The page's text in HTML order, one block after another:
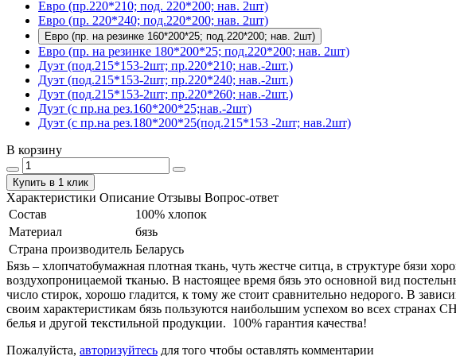
Евро (пр.220*210; под. 220*200; нав. 2шт)
Евро (пр. 220*240; под.220*200; нав. 2шт)
Евро (пр. на резинке 160*200*25; под.220*200; нав. 2шт)
Евро (пр. на резинке 180*200*25; под.220*200; нав. 2шт)
Дуэт (под.215*153-2шт; пр.220*210; нав.-2шт.)
Дуэт (под.215*153-2шт; пр.220*240; нав.-2шт.)
Дуэт (под.215*153-2шт; пр.220*260; нав.-2шт.)
Дуэт (с пр.на рез.160*200*25;нав.-2шт)
Дуэт (с пр.на рез.180*200*25(под.215*153 -2шт; нав.2шт)
В корзину
Купить в 1 клик
Характеристики Описание Отзывы Вопрос-ответ
Состав
100% хлопок
Материал
бязь
Страна производитель Беларусь
Бязь – хлопчатобумажная плотная ткань, чуть жестче ситца, в структуре бязи
воздухопроницаемой тканью. В настоящее время бязь это основной вид
число стирок, хорошо гладится, к тому же стоит сравнительно недорого. В
своим характеристикам бязь пользуются наибольшим успехом во всех странах
белья и другой текстильной продукции. 100% гарантия качества!
Пожалуйста, авторизуйтесь для того чтобы оставлять комментарии